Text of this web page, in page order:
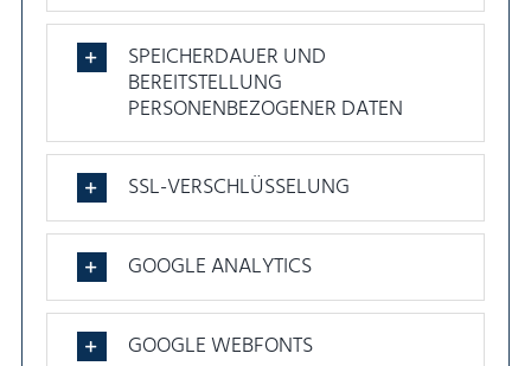
SPEICHERDAUER UND
BEREITSTELLUNG
PERSONENBEZOGENER DATEN
SSL-VERSCHLÜSSELUNG
GOOGLE ANALYTICS
GOOGLE WEBFONTS